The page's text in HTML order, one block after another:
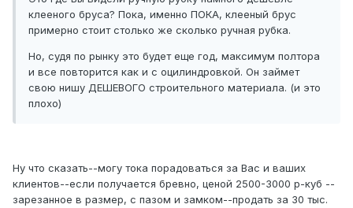
клееного бруса? Пока, именно ПОКА, клееный брус
примерно стоит столько же сколько ручная рубка.
Но, судя по рынку это будет еще год, максимум полтора
и все повторится как и с оцилиндровкой. Он займет
свою нишу ДЕШЕВОГО строительного материала. (и это
плохо)
Ну что сказать--могу тока порадоваться за Вас и ваших
клиентов--если получается бревно, ценой 2500-3000 р-куб --
зарезанное в размер, с пазом и замком--продать за 30 тыс.